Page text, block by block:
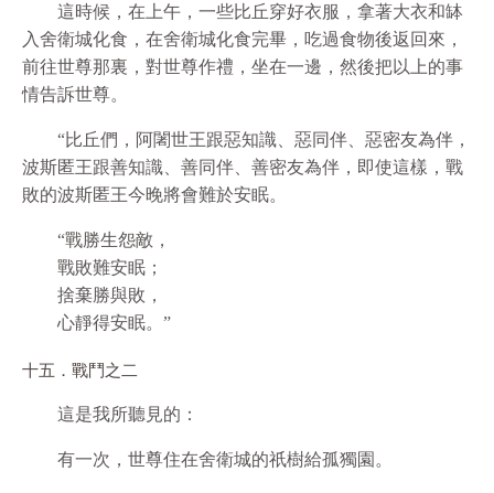
這時候，在上午，一些比丘穿好衣服，拿著大衣和缽
入舍衛城化食，在舍衛城化食完畢，吃過食物後返回來，
前往世尊那裏，對世尊作禮，坐在一邊，然後把以上的事
情告訴世尊。
“比丘們，阿闍世王跟惡知識、惡同伴、惡密友為伴，
波斯匿王跟善知識、善同伴、善密友為伴，即使這樣，戰
敗的波斯匿王今晚將會難於安眠。
“戰勝生怨敵，
戰敗難安眠；
捨棄勝與敗，
心靜得安眠。”
十五．戰鬥之二
這是我所聽見的：
有一次，世尊住在舍衛城的祇樹給孤獨園。